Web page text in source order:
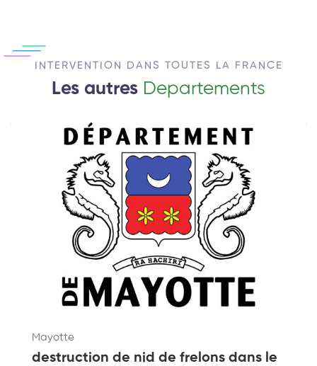
INTERVENTION DANS TOUTES LA FRANCE
Les autres Departements
Mayotte
destruction de nid de frelons dans le